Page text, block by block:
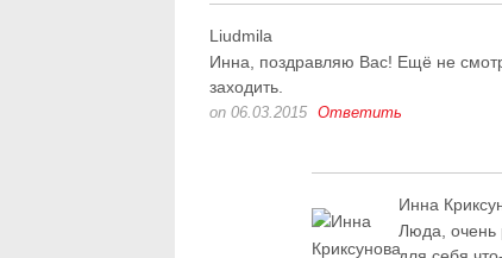
Liudmila
Инна, поздравляю Вас! Ещё не
заходить.
on 06.03.2015 Ответить
Инна
Люда, очень